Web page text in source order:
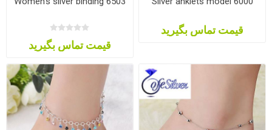
قیمت تماس بگیرید
قیمت تماس بگیرید